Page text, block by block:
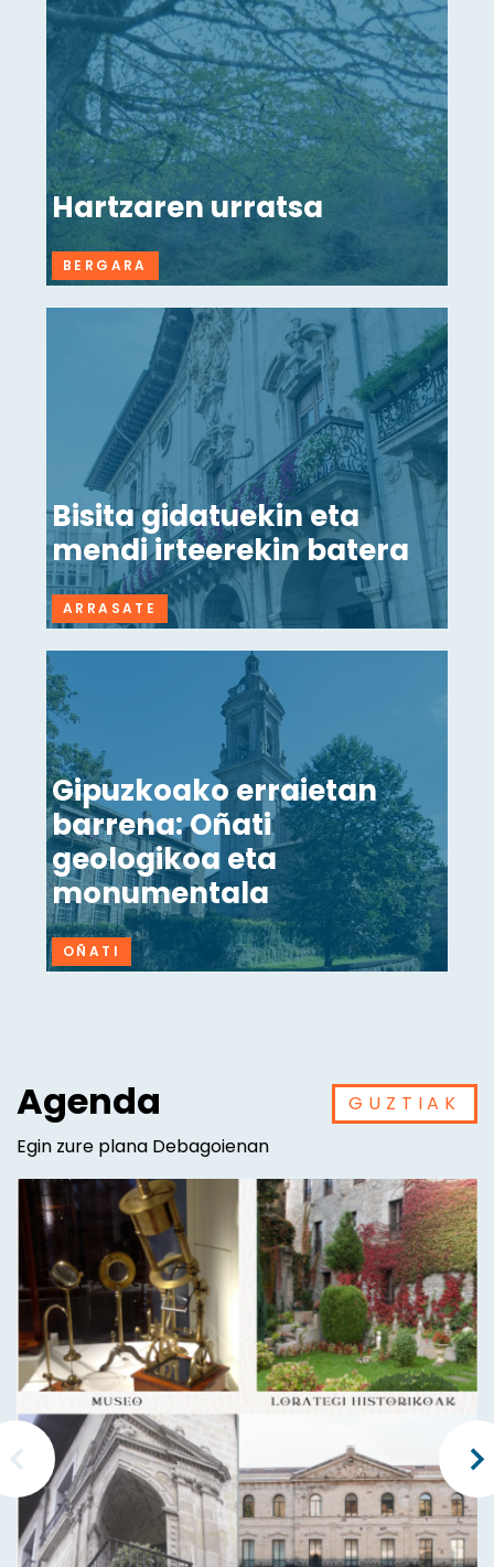
Hartzaren urratsa
BERGARA
Bisita gidatuekin eta
mendi irteerekin batera
ARRASATE
Gipuzkoako erraietan
barrena: Oñati
geologikoa eta
monumentala
OÑATI
Agenda
Egin zure plana Debagoienan
GUZTIAK